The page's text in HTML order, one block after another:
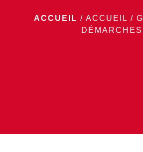
ACCUEIL / ACCUEIL /
DÉMARCHES